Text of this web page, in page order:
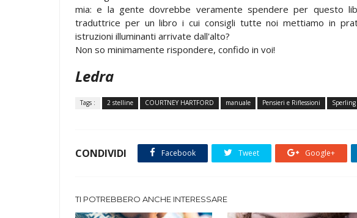
mia: e la gente dovrebbe veramente spendere per questo
traduttrice per un libro i cui consigli tutte noi mettiamo in
istruzioni illuminanti arrivate dall'alto?
Non so minimamente rispondere, confido in voi!
Ledra
Tags : 2 stelline COURTNEY HARTFORD manuale Pensieri e Riflessioni
CONDIVIDI Facebook Tweet Google+
TI POTREBBERO ANCHE INTERESSARE